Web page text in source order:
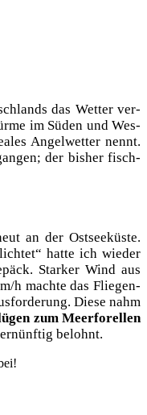
das Wet­ter ver­
im Süden und Wes­
Angel­wet­ter nennt.
der bis­her fisch­
an der Ost­see­küs­te.
hat­te ich wie­der
Star­ker Wind aus
h mach­te das Flie­gen­
Die­se nahm
zum Meer­fo­rel­len
belohnt.